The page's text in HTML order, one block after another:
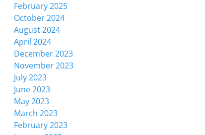
February 2025
October 2024
August 2024
April 2024
December 2023
November 2023
July 2023
June 2023
May 2023
March 2023
February 2023